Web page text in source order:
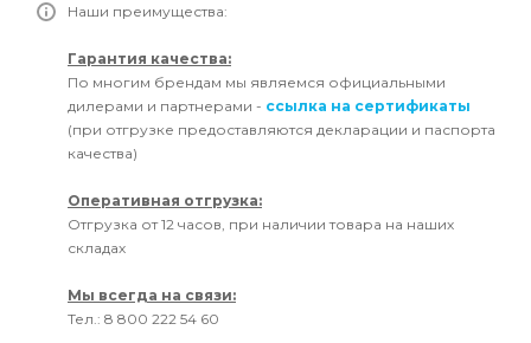
Наши преимущества:
Гарантия качества:
По многим брендам мы являемся официальными
дилерами и партнерами - ссылка на сертификаты
(при отгрузке предоставляются декларации и паспорта
качества)
Оперативная отгрузка:
Отгрузка от 12 часов, при наличии товара на наших
складах
Мы всегда на связи:
Тел.: 8 800 222 54 60